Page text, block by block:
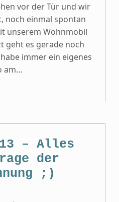
vor der Tür und wir
noch einmal spontan
unserem Wohnmobil
geht es gerade noch
immer ein eigenes
am…
– Alles
der
;)